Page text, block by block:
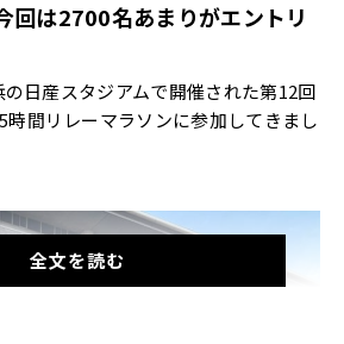
回は2700名あまりがエントリ
日産スタジアムで開催された第12回
時間リレーマラソンに参加してきまし
全文を読む